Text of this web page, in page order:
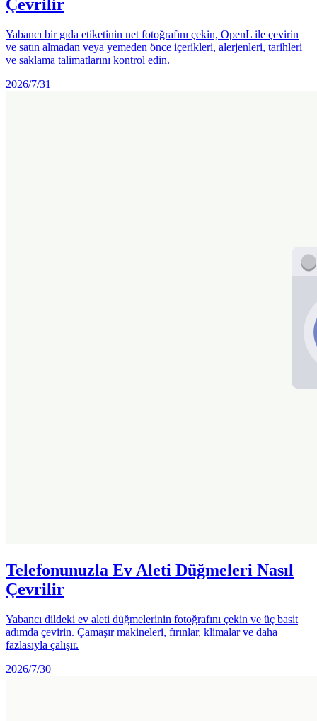
Çevrilir
Yabancı bir gıda etiketinin net fotoğrafını çekin, OpenL ile çevirin
ve satın almadan veya yemeden önce içerikleri, alerjenleri, tarihleri
ve saklama talimatlarını kontrol edin.
2026/7/31
Telefonunuzla Ev Aleti Düğmeleri Nasıl
Çevrilir
Yabancı dildeki ev aleti düğmelerinin fotoğrafını çekin ve üç basit
adımda çevirin. Çamaşır makineleri, fırınlar, klimalar ve daha
fazlasıyla çalışır.
2026/7/30